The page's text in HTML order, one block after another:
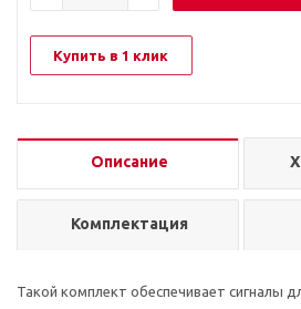
Купить в 1 клик
Описание
Комплектация
Такой комплект обеспечивает сигналы